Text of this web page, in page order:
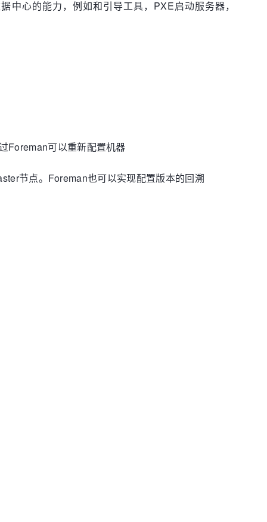
中心的能力，例如和引导工具，PXE启动服务器，
Foreman可以重新配置机器
节点。Foreman也可以实现配置版本的回溯